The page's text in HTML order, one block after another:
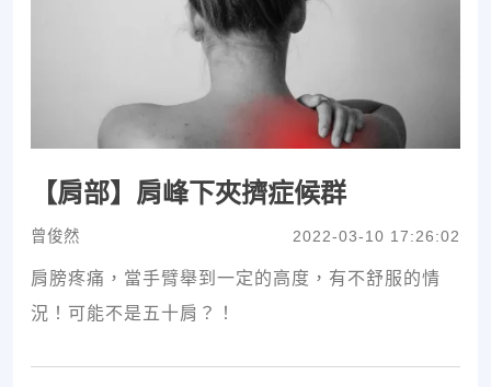
【肩部】肩峰下夾擠症候群
曾俊然 2022-03-10 17:26:02
肩膀疼痛，當手臂舉到一定的高度，有不舒服的情
況！可能不是五十肩？！